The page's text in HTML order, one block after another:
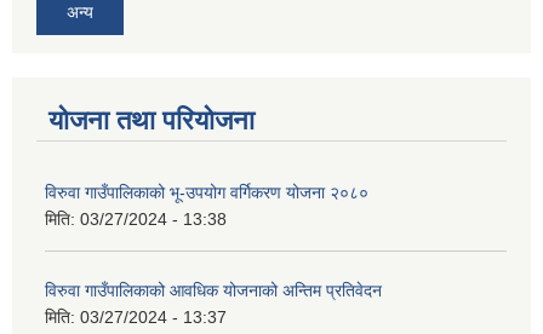
अन्य
योजना तथा परियोजना
विरुवा गाउँपालिकाको भू-उपयोग वर्गिकरण योजना २०८०
मिति: 03/27/2024 - 13:38
विरुवा गाउँपालिकाको आवधिक योजनाको अन्तिम प्रतिवेदन
मिति: 03/27/2024 - 13:37